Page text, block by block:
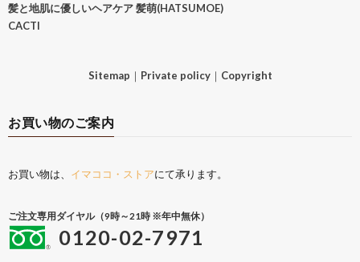
髪と地肌に優しいヘアケア 髪萌(HATSUMOE)
CACTI
Sitemap ｜ Private policy｜ Copyright
お買い物のご案内
お買い物は、 イマココ・ストアにて承ります。
ご注文専用ダイヤル（9時～21時 ※年中無休）
0120-02-7971